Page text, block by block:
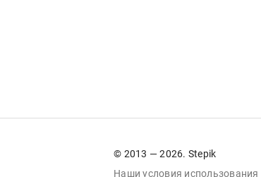
© 2013 — 2026. Stepik
Наши условия использования